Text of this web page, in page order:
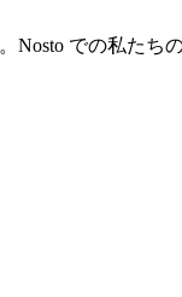
での私たち